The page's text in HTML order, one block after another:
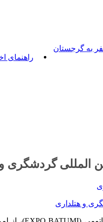
به گرجستان
راهنمای
المللی گردشگری